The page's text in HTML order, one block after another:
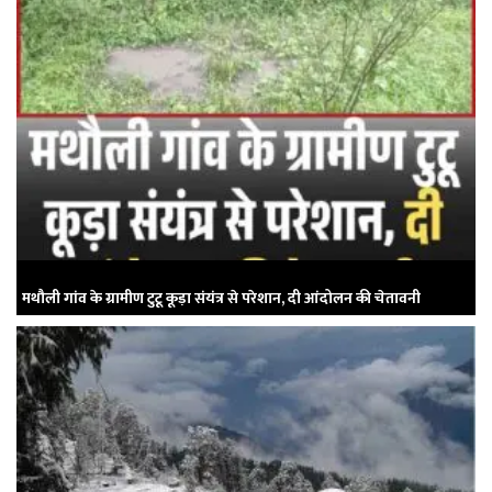
मथौली गांव के ग्रामीण टुटू कूड़ा संयंत्र से परेशान, दी आंदोलन की चेतावनी